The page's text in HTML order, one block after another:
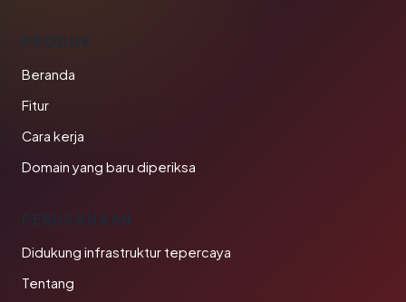
PRODUK
Beranda
Fitur
Cara kerja
Domain yang baru diperiksa
PERUSAHAAN
Didukung infrastruktur tepercaya
Tentang